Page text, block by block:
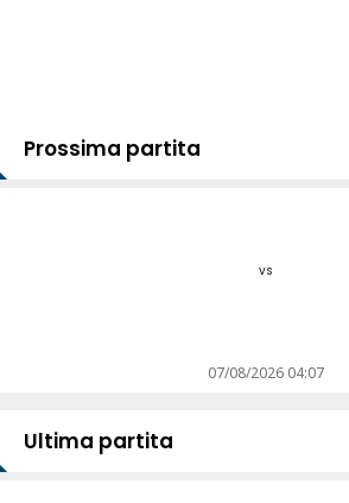
Prossima partita
vs
07/08/2026 04:07
Ultima partita